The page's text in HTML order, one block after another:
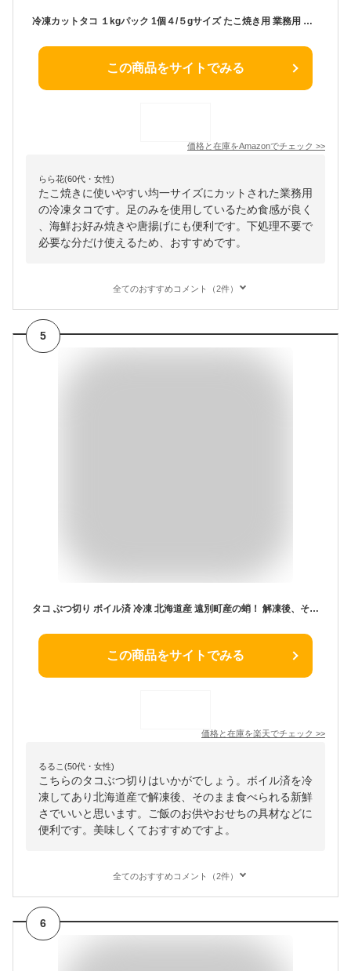
冷凍カットタコ １kgパック 1個４/５gサイズ たこ焼き用 業務用 足のみ 海鮮お好み焼き 唐揚げ ぶつカット 生タコ
この商品をサイトでみる
価格と在庫をAmazonでチェック >>
らら花(60代・女性)
たこ焼きに使いやすい均一サイズにカットされた業務用
の冷凍タコです。足のみを使用しているため食感が良く
、海鮮お好み焼きや唐揚げにも便利です。下処理不要で
必要な分だけ使えるため、おすすめです。
全てのおすすめコメント（2件）
5
タコ ぶつ切り ボイル済 冷凍 北海道産 遠別町産の蛸！ 解凍後、そのまま食べられる新鮮さ！ボイル ミズダコ 北海道 みずだこ お取り寄せ ご飯のお供 おせちの具材 【送料無料】
この商品をサイトでみる
価格と在庫を楽天でチェック >>
るるこ(50代・女性)
こちらのタコぶつ切りはいかがでしょう。ボイル済を冷
凍してあり北海道産で解凍後、そのまま食べられる新鮮
さでいいと思います。ご飯のお供やおせちの具材などに
便利です。美味しくておすすめですよ。
全てのおすすめコメント（2件）
6